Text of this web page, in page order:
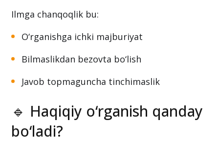
Ilmga chanqoqlik bu:
O‘rganishga ichki majburiyat
Bilmaslikdan bezovta bo‘lish
Javob topmaguncha tinchimaslik
🔹 Haqiqiy o‘rganish qanday
bo‘ladi?